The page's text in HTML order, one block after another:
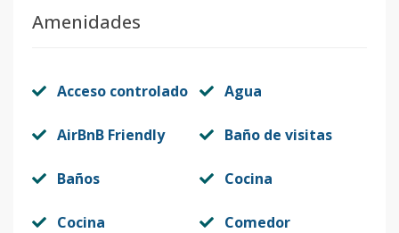
Amenidades
Acceso controlado Agua
AirBnB Friendly Baño de visitas
Baños Cocina
Cocina Comedor